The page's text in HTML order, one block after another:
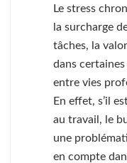
Le stress
la surcharge
tâches, la
dans
entre vies
En effet, s’il
au travail, le
une
en compte